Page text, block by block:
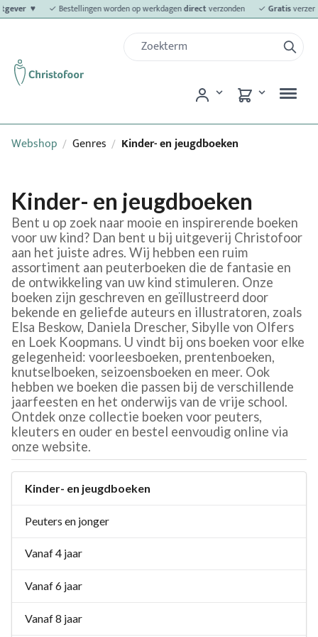
♥ ✓ Bestellingen worden op werkdagendirectverzonden ✓ Gratis
Webshop / Genres / Kinder- en jeugdboeken
Kinder- en jeugdboeken
Bent u op zoek naar mooie en inspirerende boeken
voor uw kind? Dan bent u bij uitgeverij Christofoor
aan het juiste adres. Wij hebben een ruim
assortiment aan peuterboeken die de fantasie en
de ontwikkeling van uw kind stimuleren. Onze
boeken zijn geschreven en geïllustreerd door
bekende en geliefde auteurs en illustratoren, zoals
Elsa Beskow, Daniela Drescher, Sibylle von Olfers
en Loek Koopmans. U vindt bij ons boeken voor elke
gelegenheid: voorleesboeken, prentenboeken,
knutselboeken, seizoensboeken en meer. Ook
hebben we boeken die passen bij de verschillende
jaarfeesten en het onderwijs van de vrije school.
Ontdek onze collectie boeken voor peuters,
kleuters en ouder en bestel eenvoudig online via
onze website.
Kinder- en jeugdboeken
Peuters en jonger
Vanaf 4 jaar
Vanaf 6 jaar
Vanaf 8 jaar